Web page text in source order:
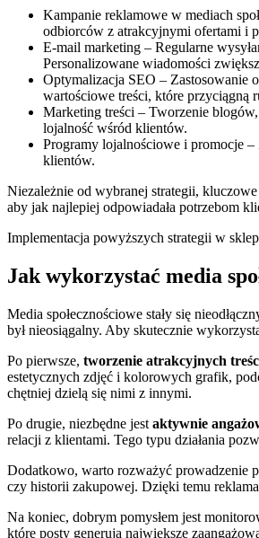
Kampanie reklamowe w mediach
odbiorców z atrakcyjnymi ofertami i
E-mail marketing – Regularne
Personalizowane wiadomości
Optymalizacja SEO – Zastosowanie
wartościowe treści, które przyciągną
Marketing treści – Tworzenie
lojalność wśród klientów.
Programy lojalnościowe i promocje
klientów.
Niezależnie od wybranej strategii,
aby jak najlepiej odpowiadała potrzebom
Implementacja powyższych strategii w
Jak wykorzystać media
Media społecznościowe stały się
był nieosiągalny. Aby skutecznie
Po pierwsze, tworzenie atrakcyjnych
estetycznych zdjęć i kolorowych grafik,
chętniej dzielą się nimi z innymi.
Po drugie, niezbędne jest aktywnie
relacji z klientami. Tego typu działania
Dodatkowo, warto rozważyć prowadzenie
czy historii zakupowej. Dzięki temu
Na koniec, dobrym pomysłem jest
które posty generują największe